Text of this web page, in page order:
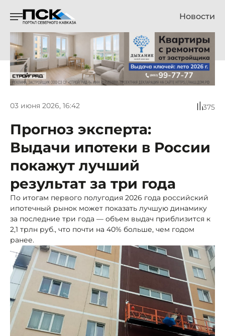
Новости
03 июня 2026, 16:42 375
Прогноз эксперта:
Выдачи ипотеки в России
покажут лучший
результат за три года
По итогам первого полугодия 2026 года российский
ипотечный рынок может показать лучшую динамику
за последние три года — объем выдач приблизится к
2,1 трлн руб., что почти на 40% больше, чем годом
ранее.